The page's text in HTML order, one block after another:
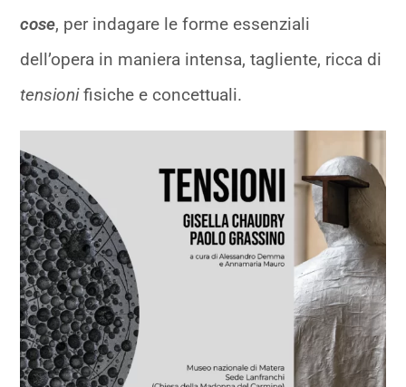
cose, per indagare le forme essenziali
dell’opera in maniera intensa, tagliente, ricca di
tensionifisiche e concettuali.